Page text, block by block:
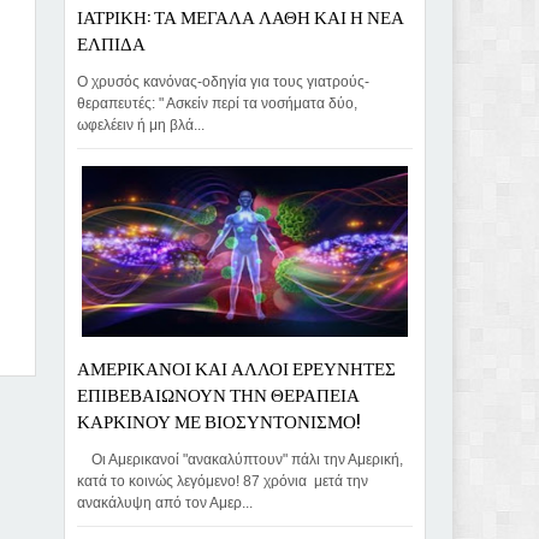
ΙΑΤΡΙΚΗ: ΤΑ ΜΕΓΑΛΑ ΛΑΘΗ ΚΑΙ Η ΝΕΑ
ΕΛΠΙΔΑ
Ο χρυσός κανόνας-οδηγία για τους γιατρούς-
θεραπευτές: " Ασκείν περί τα νοσήματα δύο,
ωφελέειν ή μη βλά...
ΑΜΕΡΙΚΑΝΟΙ ΚΑΙ ΑΛΛΟΙ ΕΡΕΥΝΗΤΕΣ
ΕΠΙΒΕΒΑΙΩΝΟΥΝ ΤΗΝ ΘΕΡΑΠΕΙΑ
ΚΑΡΚΙΝΟΥ ΜΕ ΒΙΟΣΥΝΤΟΝΙΣΜΟ!
Οι Αμερικανοί "ανακαλύπτουν" πάλι την Αμερική,
κατά το κοινώς λεγόμενο! 87 χρόνια μετά την
ανακάλυψη από τον Αμερ...